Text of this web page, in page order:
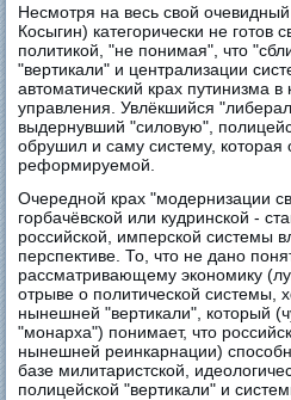
Несмотря на весь свой очевидный
Косыгин) категорически не готов
политикой, "не понимая", что
"вертикали" и централизации
автоматический крах путинизма в
управления. Увлёкшийся
выдернувший "силовую",
обрушил и саму систему, которая
реформируемой.
Очередной крах "модернизации
горбачёвской или кудринской -
российской, имперской системы
перспективе. То, что не дано
рассматривающему экономику
отрыве о политической системы,
нынешней "вертикали", который
"монарха") понимает, что
нынешней реинкарнации)
базе милитаристской,
полицейской "вертикали" и